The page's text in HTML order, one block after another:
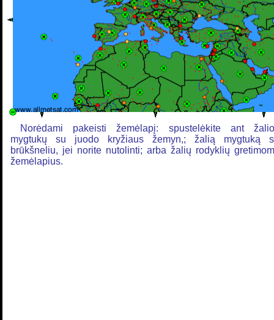
Norėdami pakeisti žemėlapį: spustelėkite ant
mygtukų su juodo kryžiaus žemyn,; žalią mygtuką
brūkšneliu, jei norite nutolinti; arba žalių rodyklių
žemėlapius.